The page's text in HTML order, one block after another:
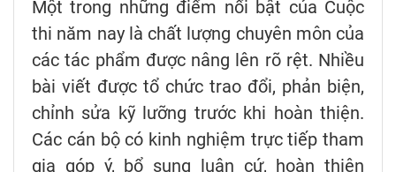
Một trong những điểm nổi bật của Cuộc
thi năm nay là chất lượng chuyên môn của
các tác phẩm được nâng lên rõ rệt. Nhiều
bài viết được tổ chức trao đổi, phản biện,
chỉnh sửa kỹ lưỡng trước khi hoàn thiện.
Các cán bộ có kinh nghiệm trực tiếp tham
gia góp ý, bổ sung luận cứ, hoàn thiện